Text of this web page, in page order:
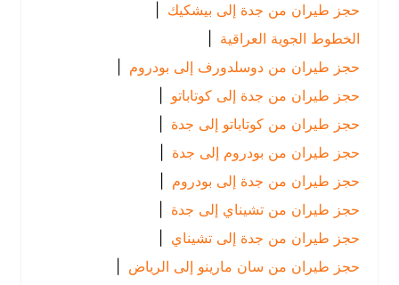
حجز طيران من جدة إلى بيشكيك |
الخطوط الجوية العراقية
حجز طيران من دوسلدورف إلى بودروم |
حجز طيران من جدة إلى كوتاباتو |
حجز طيران من كوتاباتو إلى جدة
حجز طيران من بودروم إلى جدة
حجز طيران من جدة إلى بودروم |
حجز طيران من تشيناي إلى جدة
حجز طيران من جدة إلى تشيناي |
حجز طيران من سان مارينو إلى الرياض
|